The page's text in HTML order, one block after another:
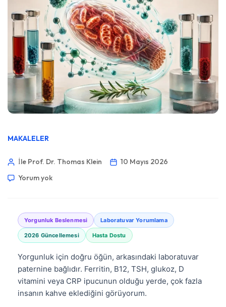
MAKALELER
İle Prof. Dr. Thomas Klein
10 Mayıs 2026
Yorum yok
Yorgunluk Beslenmesi Laboratuvar Yorumlama
2026 Güncellemesi Hasta Dostu
Yorgunluk için doğru öğün, arkasındaki laboratuvar
paternine bağlıdır. Ferritin, B12, TSH, glukoz, D
vitamini veya CRP ipucunun olduğu yerde, çok fazla
insanın kahve eklediğini görüyorum.